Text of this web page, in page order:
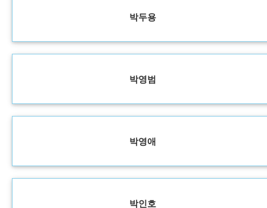
박두용
박영범
박영애
박인호